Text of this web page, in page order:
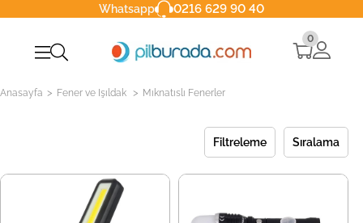
Whatsapp 0216 629 90 40
0
Anasayfa > Fener ve Işıldak > Mıknatıslı Fenerler
Filtreleme Sıralama